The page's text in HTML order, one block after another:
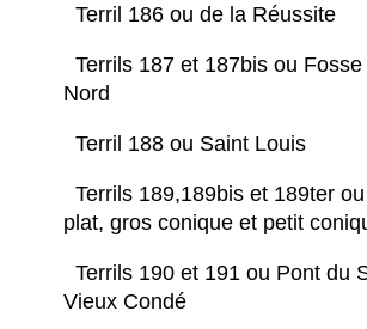
Terril 186 ou de la Réussite
Terrils 187 et 187bis ou
Nord
Terril 188 ou Saint Louis
Terrils 189,189bis et 189ter
plat, gros conique et petit
Terrils 190 et 191 ou Pont du
Vieux Condé